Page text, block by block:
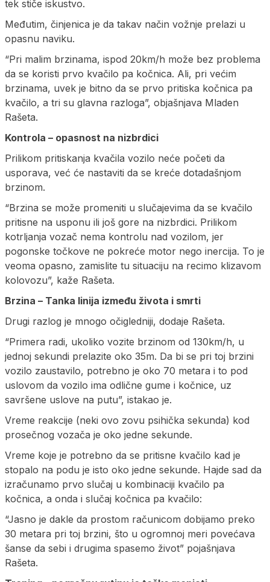
tek stiče iskustvo.
Međutim, činjenica je da takav način vožnje prelazi u
opasnu naviku.
“Pri malim brzinama, ispod 20km/h može bez problema
da se koristi prvo kvačilo pa kočnica. Ali, pri većim
brzinama, uvek je bitno da se prvo pritiska kočnica pa
kvačilo, a tri su glavna razloga”, objašnjava Mladen
Rašeta.
Kontrola – opasnost na nizbrdici
Prilikom pritiskanja kvačila vozilo neće početi da
usporava, već će nastaviti da se kreće dotadašnjom
brzinom.
“Brzina se može promeniti u slučajevima da se kvačilo
pritisne na usponu ili još gore na nizbrdici. Prilikom
kotrljanja vozač nema kontrolu nad vozilom, jer
pogonske točkove ne pokreće motor nego inercija. To je
veoma opasno, zamislite tu situaciju na recimo klizavom
kolovozu”, kaže Rašeta.
Brzina – Tanka linija između života i smrti
Drugi razlog je mnogo očigledniji, dodaje Rašeta.
“Primera radi, ukoliko vozite brzinom od 130km/h, u
jednoj sekundi prelazite oko 35m. Da bi se pri toj brzini
vozilo zaustavilo, potrebno je oko 70 metara i to pod
uslovom da vozilo ima odlične gume i kočnice, uz
savršene uslove na putu”, istakao je.
Vreme reakcije (neki ovo zovu psihička sekunda) kod
prosečnog vozača je oko jedne sekunde.
Vreme koje je potrebno da se pritisne kvačilo kad je
stopalo na podu je isto oko jedne sekunde. Hajde sad da
izračunamo prvo slučaj u kombinaciji kvačilo pa
kočnica, a onda i slučaj kočnica pa kvačilo:
“Jasno je dakle da prostom računicom dobijamo preko
30 metara pri toj brzini, što u ogromnoj meri povećava
šanse da sebi i drugima spasemo život” pojašnjava
Rašeta.